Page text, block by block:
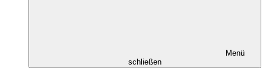
Menü
schließen